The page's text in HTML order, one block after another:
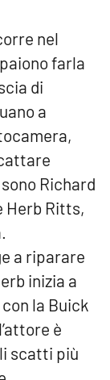
nel
farla
di
a
Richard
Herb Ritts,
a riparare
inizia a
la Buick
è
scatti più